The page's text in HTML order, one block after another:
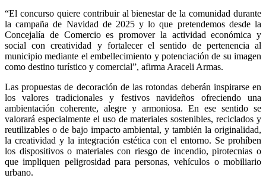
“El concurso quiere contribuir al bienestar de la comunidad durante
la campaña de Navidad de 2025 y lo que pretendemos desde la
Concejalía de Comercio es promover la actividad económica y
social con creatividad y fortalecer el sentido de pertenencia al
municipio mediante el embellecimiento y potenciación de su imagen
como destino turístico y comercial”, afirma Araceli Armas.
Las propuestas de decoración de las rotondas deberán inspirarse en
los valores tradicionales y festivos navideños ofreciendo una
ambientación coherente, alegre y armoniosa. En ese sentido se
valorará especialmente el uso de materiales sostenibles, reciclados y
reutilizables o de bajo impacto ambiental, y también la originalidad,
la creatividad y la integración estética con el entorno. Se prohíben
los dispositivos o materiales con riesgo de incendio, pirotecnias o
que impliquen peligrosidad para personas, vehículos o mobiliario
urbano.